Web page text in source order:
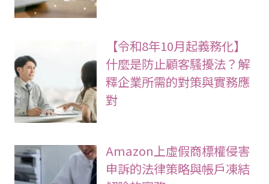
【令和8年10月起義務化】
什麼是防止顧客騷擾法？解
釋企業所需的對策與實務應
對
Amazon上虛假商標權侵害
申訴的法律策略與帳戶凍結